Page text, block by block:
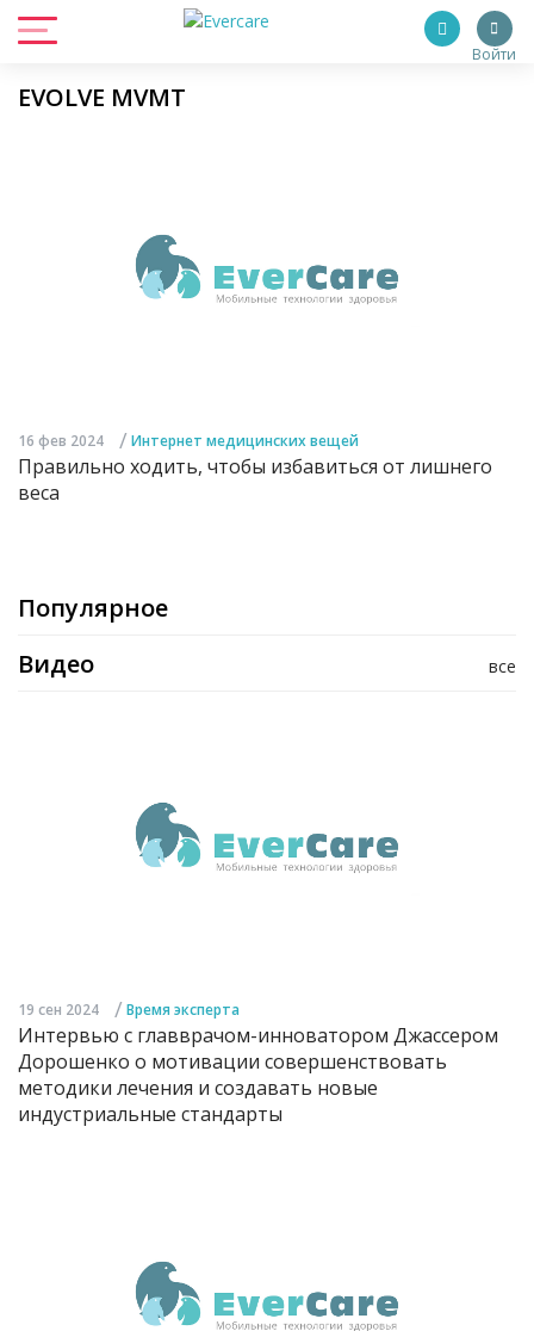
Войти
EVOLVE MVMT
16 фев 2024 / Интернет медицинских вещей
Правильно ходить, чтобы избавиться от лишнего
веса
Популярное
все
Видео
19 сен 2024 / Время эксперта
Интервью с главврачом-инноватором Джассером
Дорошенко о мотивации совершенствовать
методики лечения и создавать новые
индустриальные стандарты